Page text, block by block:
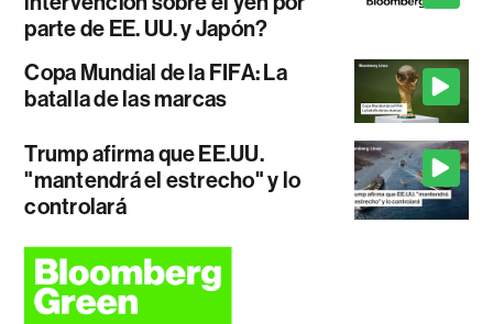
parte de EE. UU. y Japón?
Copa Mundial de la FIFA: La
batalla de las marcas
Trump afirma que EE.UU.
"mantendrá el estrecho" y lo
controlará